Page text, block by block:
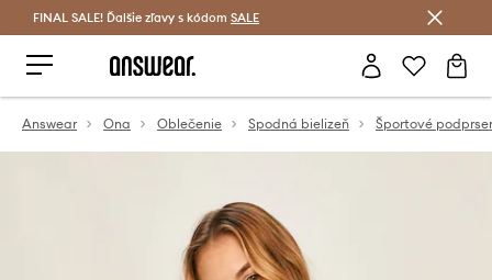
Šetrite s Answear Club >
FINAL SALE! Ďalšie zľavy s kódom SALE
Answear Ona Oblečenie Spodná bielizeň Športové